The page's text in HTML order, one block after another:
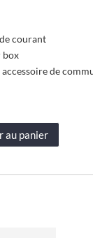
courant
box
de
au panier